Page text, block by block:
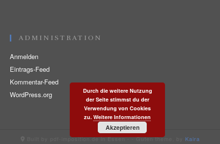
ADMINISTRATION
Anmelden
Eintrags-Feed
Kommentar-Feed
WordPress.org
Built by pdf-imposition.de in Essen -- Guten theme, by Kaira
Durch die weitere Nutzung
der Seite stimmst du der
Verwendung von Cookies
zu. Weitere Informationen
Akzeptieren